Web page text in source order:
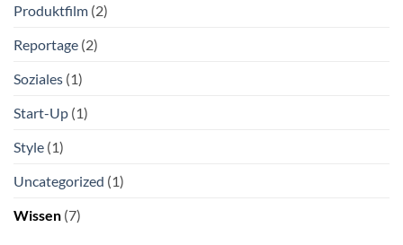
Produktfilm (2)
Reportage (2)
Soziales (1)
Start-Up (1)
Style (1)
Uncategorized (1)
Wissen (7)